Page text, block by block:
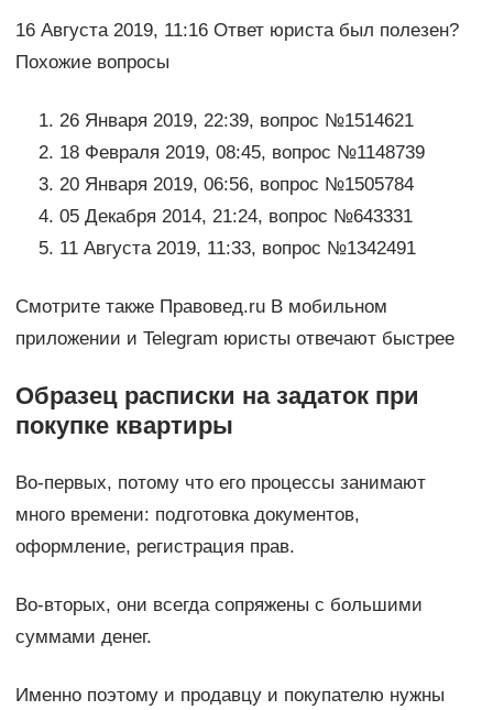
16 Августа 2019, 11:16 Ответ юриста был полезен?
Похожие вопросы
26 Января 2019, 22:39, вопрос №1514621
18 Февраля 2019, 08:45, вопрос №1148739
20 Января 2019, 06:56, вопрос №1505784
05 Декабря 2014, 21:24, вопрос №643331
11 Августа 2019, 11:33, вопрос №1342491
Смотрите также Правовед.ru В мобильном
приложении и Telegram юристы отвечают быстрее
Образец расписки на задаток при
покупке квартиры
Во-первых, потому что его процессы занимают
много времени: подготовка документов,
оформление, регистрация прав.
Во-вторых, они всегда сопряжены с большими
суммами денег.
Именно поэтому и продавцу и покупателю нужны